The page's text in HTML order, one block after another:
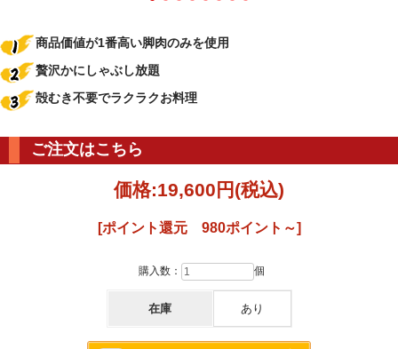
商品価値が1番高い脚肉のみを使用
贅沢かにしゃぶし放題
殻むき不要でラクラクお料理
ご注文はこちら
価格:19,600円 (税込)
[ポイント還元 980ポイント～]
購入数： 個
在庫 あり